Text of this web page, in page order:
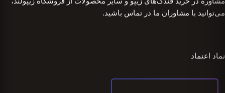
می‌توانید با مشاوران ما در تماس باشید.
نماد اعتماد